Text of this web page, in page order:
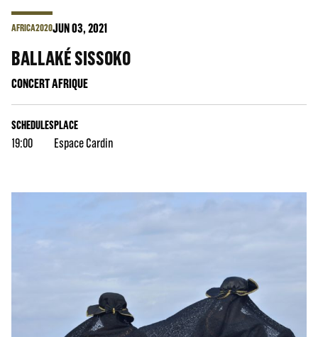
AFRICA2020JUN03, 2021
BALLAKÉ SISSOKO
CONCERT AFRIQUE
SCHEDULES
19:00
PLACE
Espace Cardin